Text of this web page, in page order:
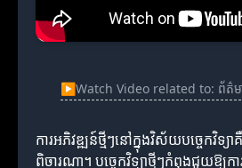
▶Watch Video related to: ព័ត៌ម
ការអភិវឌ្ឍន៍ថ្មីៗនៅក្នុងវិស័យបច្ចេកវិទ្យ
ពិចារណា។ បច្ចេកវិទ្យាថ្មីៗកំពុងជួយឱ្យកា